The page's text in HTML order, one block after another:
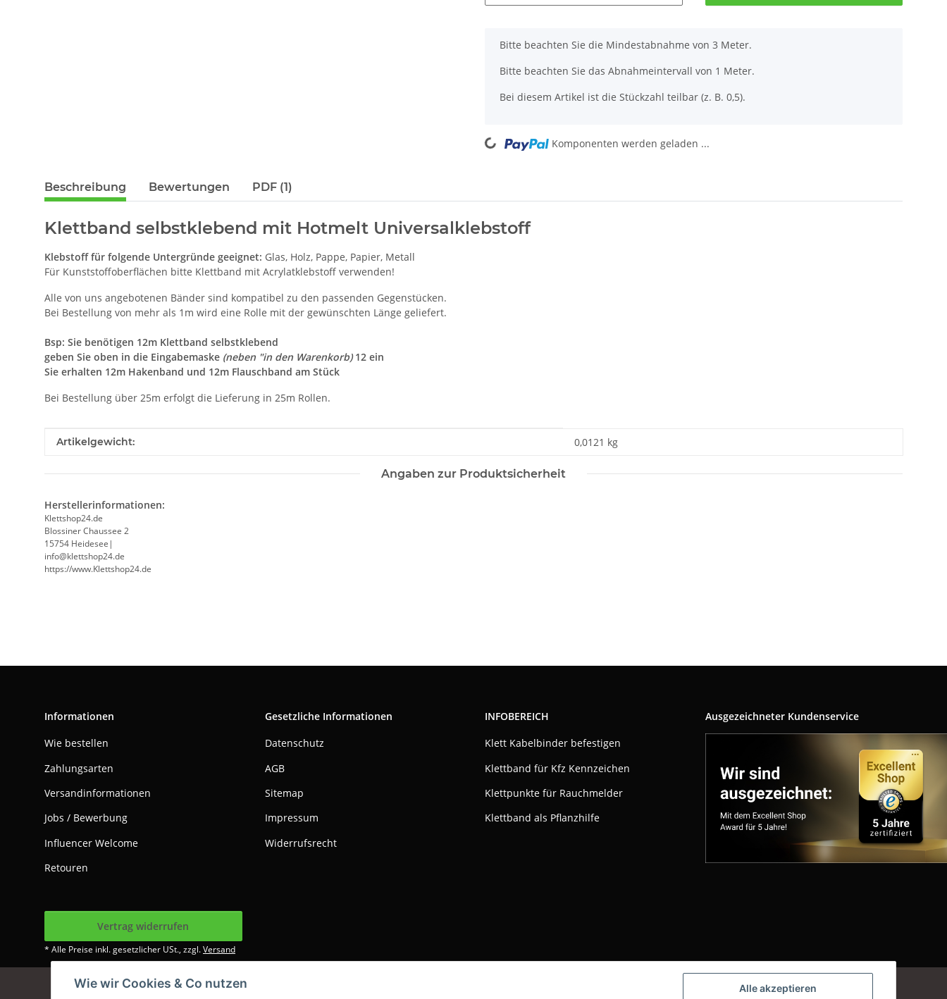
Alle akzeptieren
Wie wir Cookies & Co nutzen
x
Bitte beachten Sie die Mindestabnahme von 3 Meter.
Bitte beachten Sie das Abnahmeintervall von 1 Meter.
Bei diesem Artikel ist die Stückzahl teilbar (z. B. 0,5).
Loading... Komponenten werden geladen ...
Beschreibung Bewertungen PDF (1)
Klettband selbstklebend mit Hotmelt Universalklebstoff
Klebstoff für folgende Untergründe geeignet: Glas, Holz, Pappe, Papier, Metall
Für Kunststoffoberflächen bitte Klettband mit Acrylatklebstoff verwenden!
Alle von uns angebotenen Bänder sind kompatibel zu den passenden Gegenstücken.
Bei Bestellung von mehr als 1m wird eine Rolle mit der gewünschten Länge geliefert.
Bsp: Sie benötigen 12m Klettband selbstklebend
geben Sie oben in die Eingabemaske (neben "in den Warenkorb)12 ein
Sie erhalten 12m Hakenband und 12m Flauschband am Stück
Bei Bestellung über 25m erfolgt die Lieferung in 25m Rollen.
Produkteigenschaft
Wert
Artikelgewicht: 0,0121 kg
Angaben zur Produktsicherheit
Herstellerinformationen:
Klettshop24.de
Blossiner Chaussee 2
15754 Heidesee|
info@klettshop24.de
https://www.Klettshop24.de
Informationen
Wie bestellen
Zahlungsarten
Versandinformationen
Jobs / Bewerbung
Influencer Welcome
Retouren
Gesetzliche Informationen
Datenschutz
AGB
Sitemap
Impressum
Widerrufsrecht
INFOBEREICH
Klett Kabelbinder befestigen
Klettband für Kfz Kennzeichen
Klettpunkte für Rauchmelder
Klettband als Pflanzhilfe
Ausgezeichneter Kundenservice
Vertrag widerrufen
* Alle Preise inkl. gesetzlicher USt., zzgl.Versand
Google Analytics deaktivieren Powered by